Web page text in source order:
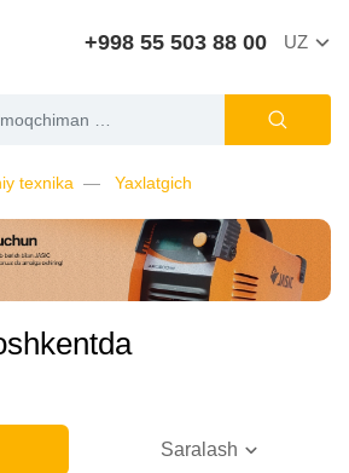
+998 55 503 88 00 UZ
texnika Yaxlatgich
Saralash